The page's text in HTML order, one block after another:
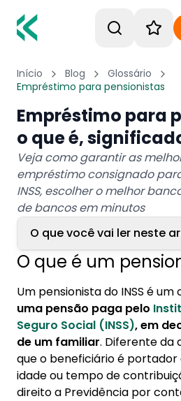
Início Blog
Glossário
Empréstimo para pensionistas
Empréstimo para
o que é,
Veja como garantir as
empréstimo consignado
INSS, escolher o melhor
de bancos em minutos
O que você vai ler neste
1. O que é um pensionista
2. Como conseguir
pensionista?
3. Qual o melhor banco
pegar empréstimo?
4. Quanto um pensionista
O que é um
Um pensionista do INSS é
uma pensão paga pelo
Seguro Social (INSS), em
de um familiar. Diferente da
que o beneficiário é
idade ou tempo de
direito a Previdência por